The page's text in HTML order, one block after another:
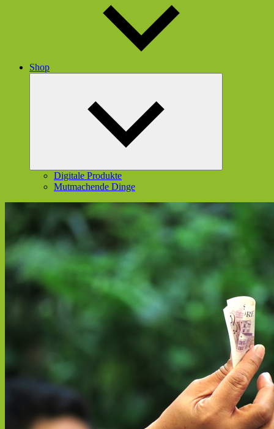
Shop
Digitale Produkte
Mutmachende Dinge